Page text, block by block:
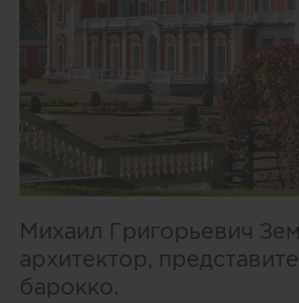
Михаил Григорьевич
архитектор,
барокко.